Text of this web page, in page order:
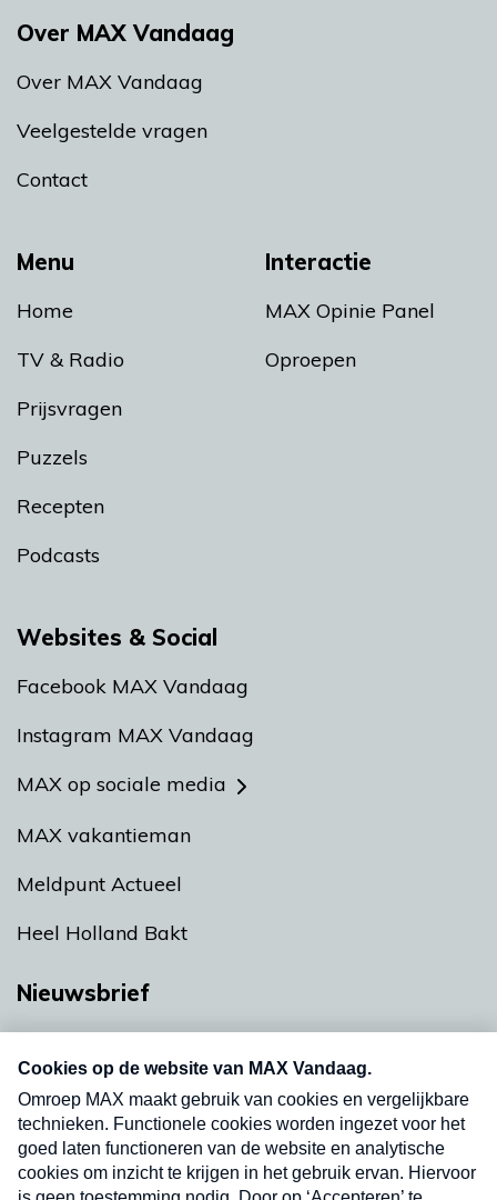
Menu
Home
TV & Radio
Prijsvragen
Puzzels
Recepten
Podcasts
Interactie
MAX Opinie Panel
Oproepen
Over MAX Vandaag
Over MAX Vandaag
Veelgestelde vragen
Contact
Websites & Social
Facebook MAX Vandaag
Instagram MAX Vandaag
MAX op sociale media
MAX vakantieman
Meldpunt Actueel
Heel Holland Bakt
Nieuwsbrief
nieuwsbrief. Elke vrijdag- en dinsdagochtend in
uw mailbox.
Verzend